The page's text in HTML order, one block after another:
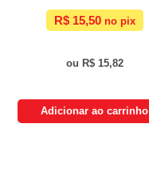
R$ 15,50
R$ 15,82
Adicionar ao carrinho